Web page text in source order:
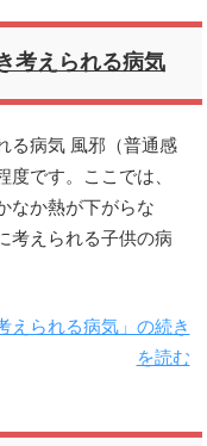
考えられる病気
る病気 風邪（普通感
度です。ここでは、
なか熱が下がらな
考えられる子供の病
えられる病気」の続き
を読む